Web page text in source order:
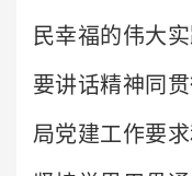
民幸福的伟大
要讲话精神同
局党建工作要